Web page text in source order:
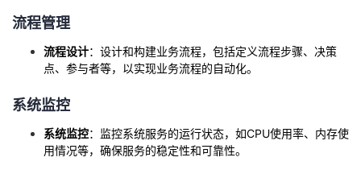
流程管理
流程设计：设计和构建业务流程，包括定义流程步骤、决策
点、参与者等，以实现业务流程的自动化。
系统监控
系统监控：监控系统服务的运行状态，如CPU使用率、内存使
用情况等，确保服务的稳定性和可靠性。